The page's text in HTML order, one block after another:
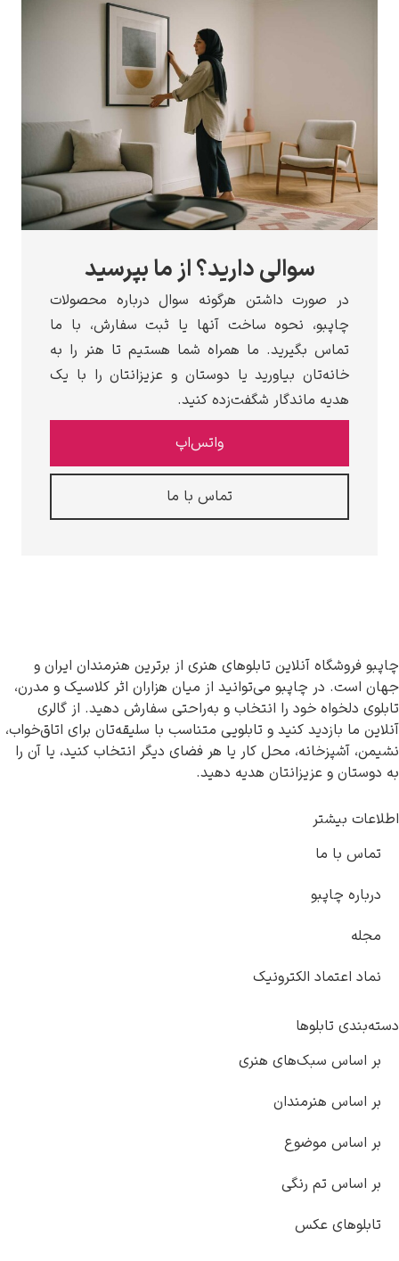
سوالی دارید؟ از ما بپرسید
داشتن هرگونه سوال درباره محصولات
نحوه ساخت آنها یا ثبت سفارش، با ما
بگیرید. ما همراه شما هستیم تا هنر را به
بیاورید یا دوستان و عزیزانتان را با یک
ماندگار شگفت‌زده کنید.
آنلاین تابلوهای هنری از برترین هنرمندان ایران و
چاپبو می‌توانید از میان هزاران اثر کلاسیک و مدرن،
خود را انتخاب و به‌راحتی سفارش دهید. از گالری
کنید و تابلویی متناسب با سلیقه‌تان برای اتاق‌خواب،
محل کار یا هر فضای دیگر انتخاب کنید، یا آن را
هدیه دهید.
الکترونیک
سبک‌های هنری
موضوع
رنگی
عکس